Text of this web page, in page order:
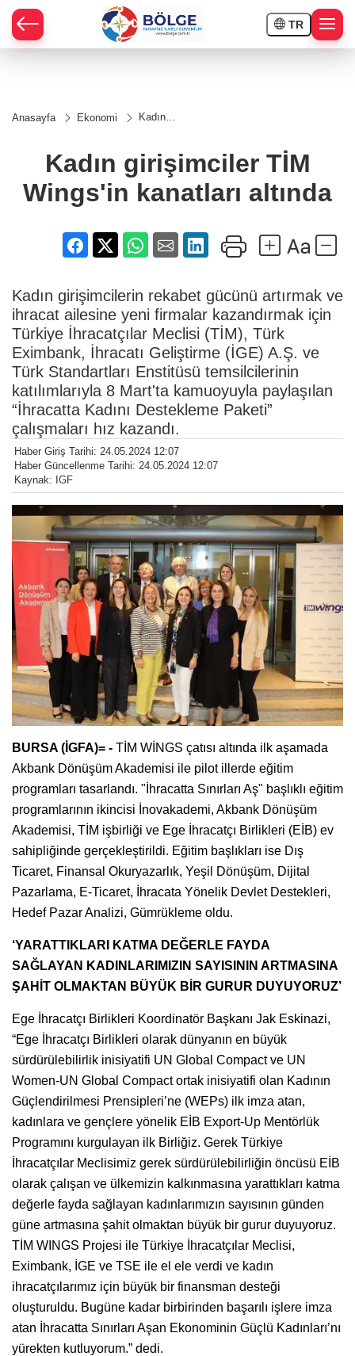
TR
Anasayfa Ekonomi
Kadın
Wings'in
kanatları
altında
Kadın girişimciler TİM
Wings'in kanatları altında
Kadın girişimcilerin rekabet gücünü artırmak ve
ihracat ailesine yeni firmalar kazandırmak için
Türkiye İhracatçılar Meclisi (TİM), Türk
Eximbank, İhracatı Geliştirme (İGE) A.Ş. ve
Türk Standartları Enstitüsü temsilcilerinin
katılımlarıyla 8 Mart'ta kamuoyuyla paylaşılan
“İhracatta Kadını Destekleme Paketi”
çalışmaları hız kazandı.
Haber Giriş Tarihi: 24.05.2024 12:07
Haber Güncellenme Tarihi: 24.05.2024 12:07
Kaynak: IGF
BURSA (İGFA)= - TİM WİNGS çatısı altında ilk aşamada
Akbank Dönüşüm Akademisi ile pilot illerde eğitim
programları tasarlandı. "İhracatta Sınırları Aş" başlıklı eğitim
programlarının ikincisi İnovakademi, Akbank Dönüşüm
Akademisi, TİM işbirliği ve Ege İhracatçı Birlikleri (EİB) ev
sahipliğinde gerçekleştirildi. Eğitim başlıkları ise Dış
Ticaret, Finansal Okuryazarlık, Yeşil Dönüşüm, Dijital
Pazarlama, E-Ticaret, İhracata Yönelik Devlet Destekleri,
Hedef Pazar Analizi, Gümrükleme oldu.
‘YARATTIKLARI KATMA DEĞERLE FAYDA
SAĞLAYAN KADINLARIMIZIN SAYISININ ARTMASINA
ŞAHİT OLMAKTAN BÜYÜK BİR GURUR DUYUYORUZ’
Ege İhracatçı Birlikleri Koordinatör Başkanı Jak Eskinazi,
“Ege İhracatçı Birlikleri olarak dünyanın en büyük
sürdürülebilirlik inisiyatifi UN Global Compact ve UN
Women-UN Global Compact ortak inisiyatifi olan Kadının
Güçlendirilmesi Prensipleri’ne (WEPs) ilk imza atan,
kadınlara ve gençlere yönelik EİB Export-Up Mentörlük
Programını kurgulayan ilk Birliğiz. Gerek Türkiye
İhracatçılar Meclisimiz gerek sürdürülebilirliğin öncüsü EİB
olarak çalışan ve ülkemizin kalkınmasına yarattıkları katma
değerle fayda sağlayan kadınlarımızın sayısının günden
güne artmasına şahit olmaktan büyük bir gurur duyuyoruz.
TİM WINGS Projesi ile Türkiye İhracatçılar Meclisi,
Eximbank, İGE ve TSE ile el ele verdi ve kadın
ihracatçılarımız için büyük bir finansman desteği
oluşturuldu. Bugüne kadar birbirinden başarılı işlere imza
atan İhracatta Sınırları Aşan Ekonominin Güçlü Kadınları’nı
yürekten kutluyorum.” dedi.